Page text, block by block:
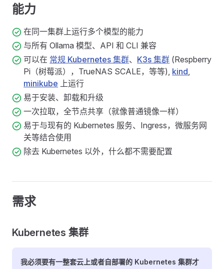
能力
在同一集群上运行多个模型的能力
与所有 Ollama 模型、API 和 CLI 兼容
可以在 常规 Kubernetes 集群、 K3s 集群 (Respberry
Pi（树莓派），TrueNAS SCALE，等等), kind,
minikube 上运行
易于安装、卸载和升级
一次拉取，全节点共享（就像普通镜像一样）
易于与现有的 Kubernetes 服务、Ingress，微服务网
关等结合使用
除去 Kubernetes 以外，什么都不需要配置
需求
Kubernetes 集群
我必须要有一整套云上或者自部署的 Kubernetes 集群才